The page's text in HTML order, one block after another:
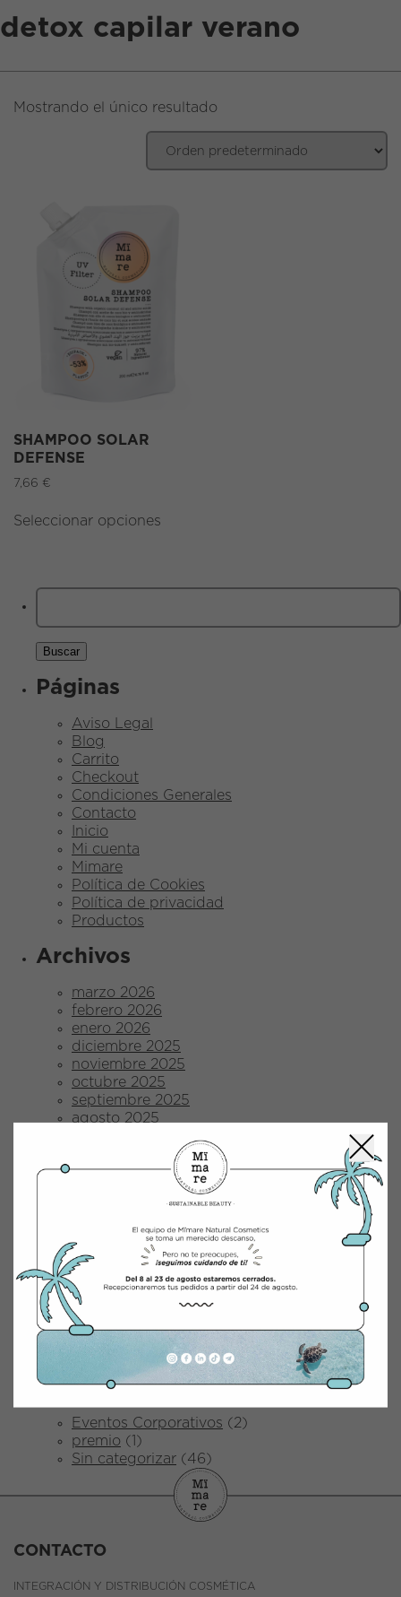
EN
detox capilar verano
Mostrando el único resultado
SHAMPOO SOLAR
DEFENSE
7,66 €
Seleccionar opciones
Buscar:
Páginas
Aviso Legal
Blog
Carrito
Checkout
Condiciones Generales
Contacto
Inicio
Mi cuenta
Mimare
Política de Cookies
Política de privacidad
Productos
Archivos
marzo 2026
febrero 2026
enero 2026
diciembre 2025
noviembre 2025
octubre 2025
septiembre 2025
agosto 2025
mayo 2025
febrero 2025
enero 2025
marzo 2024
junio 2023
abril 2023
octubre 2022
abril 2022
diciembre 2021
Categorías
Eventos Corporativos (2)
premio (1)
Sin categorizar (46)
CONTACTO
INTEGRACIÓN Y DISTRIBUCIÓN COSMÉTICA